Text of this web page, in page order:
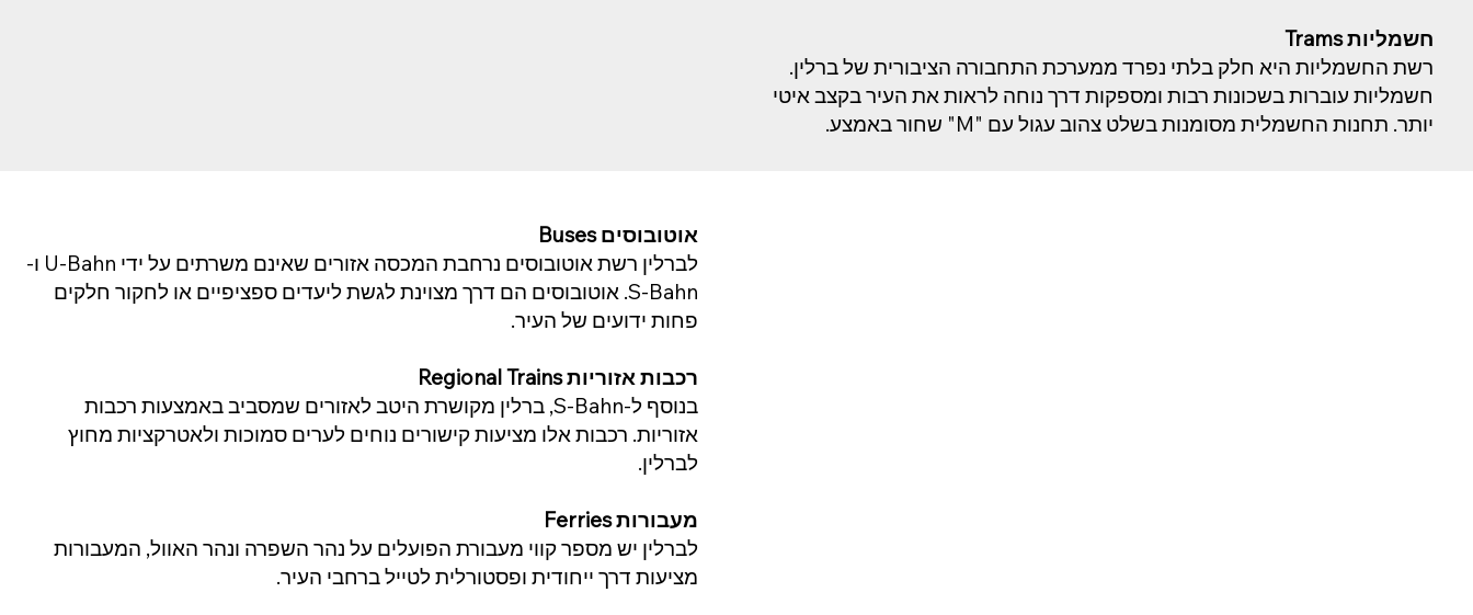
חשמליות Trams
רשת החשמליות היא חלק בלתי נפרד ממערכת התחבורה הציבורית של ברלין.
חשמליות עוברות בשכונות רבות ומספקות דרך נוחה לראות את העיר בקצב איטי
יותר. תחנות החשמלית מסומנות בשלט צהוב עגול עם "M" שחור באמצע.
אוטובוסים Buses
לברלין רשת אוטובוסים נרחבת המכסה אזורים שאינם משרתים על ידי U-Bahn ו-
S-Bahn. אוטובוסים הם דרך מצוינת לגשת ליעדים ספציפיים או לחקור חלקים
פחות ידועים של העיר.
רכבות אזוריות Regional Trains
בנוסף ל-S-Bahn, ברלין מקושרת היטב לאזורים שמסביב באמצעות רכבות
אזוריות. רכבות אלו מציעות קישורים נוחים לערים סמוכות ולאטרקציות מחוץ
לברלין.
מעבורות Ferries
לברלין יש מספר קווי מעבורת הפועלים על נהר השפרה ונהר האוול, המעבורות
מציעות דרך ייחודית ופסטורלית לטייל ברחבי העיר.